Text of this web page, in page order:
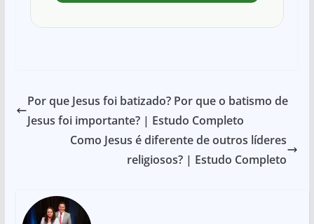
Por que Jesus foi batizado? Por que o batismo de
Jesus foi importante? | Estudo Completo
Como Jesus é diferente de outros líderes
religiosos? | Estudo Completo